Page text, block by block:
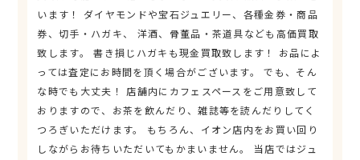
います！ ダイヤモンドや宝石ジュエリー、各種金券・商品
券、切手・ハガキ、 洋酒、骨董品・茶道具なども高価買取
致します。 書き損じハガキも現金買取致します！ お品によ
っては査定にお時間を頂く場合がございます。 でも、そん
な時でも大丈夫！ 店舗内にカフェスペースをご用意致して
おりますので、お茶を飲んだり、雑誌等を読んだりしてく
つろぎいただけます。 もちろん、イオン店内をお買い回り
しながらお待ちいただいてもかまいません。 当店ではジュ